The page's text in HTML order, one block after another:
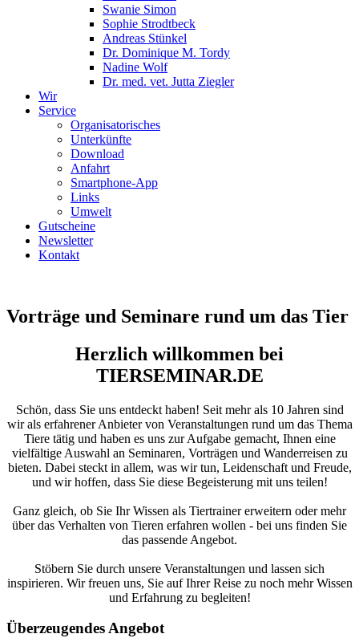
Swanie Simon
Sophie Strodtbeck
Andreas Stünkel
Dr. Dominique M. Tordy
Nadine Wolf
Dr. med. vet. Jutta Ziegler
Wir
Service
Organisatorisches
Unterkünfte
Download
Anfahrt
Smartphone-App
Links
Umwelt
Gutscheine
Newsletter
Kontakt
Vorträge und Seminare rund um das Tier
Herzlich willkommen bei
TIERSEMINAR.DE
Schön, dass Sie uns entdeckt haben! Seit mehr als 10 Jahren sind
wir als erfahrener Anbieter von Veranstaltungen rund um das Thema
Tiere tätig und haben es uns zur Aufgabe gemacht, Ihnen eine
vielfältige Auswahl an Seminaren, Vorträgen und Wanderreisen zu
bieten. Dabei steckt in allem, was wir tun, Leidenschaft und Freude,
und wir hoffen, dass Sie diese Begeisterung mit uns teilen!
Ganz gleich, ob Sie Ihr Wissen als Tiertrainer erweitern oder mehr
über das Verhalten von Tieren erfahren wollen - bei uns finden Sie
das passende Angebot.
Stöbern Sie durch unsere Veranstaltungen und lassen sich
inspirieren. Wir freuen uns, Sie auf Ihrer Reise zu noch mehr Wissen
und Erfahrung zu begleiten!
Überzeugendes Angebot